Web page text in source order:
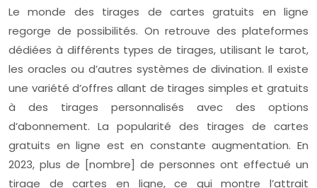
Le monde des tirages de cartes gratuits en ligne
regorge de possibilités. On retrouve des plateformes
dédiées à différents types de tirages, utilisant le tarot,
les oracles ou d’autres systèmes de divination. Il existe
une variété d’offres allant de tirages simples et gratuits
à des tirages personnalisés avec des options
d’abonnement. La popularité des tirages de cartes
gratuits en ligne est en constante augmentation. En
2023, plus de [nombre] de personnes ont effectué un
tirage de cartes en ligne, ce qui montre l’attrait